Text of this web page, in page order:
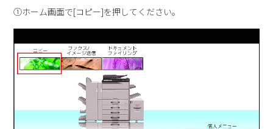
①ホーム画面で[コピー]を押してください。